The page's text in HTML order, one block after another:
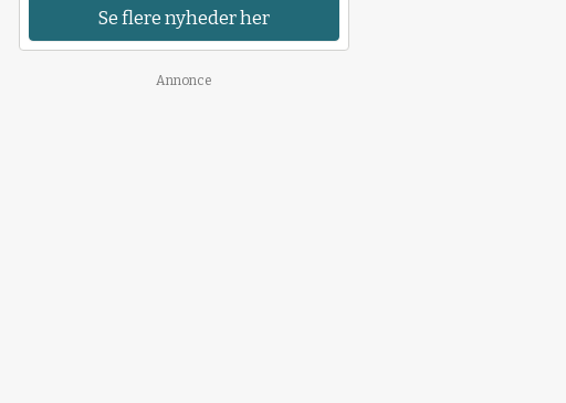
Se flere nyheder her
Annonce